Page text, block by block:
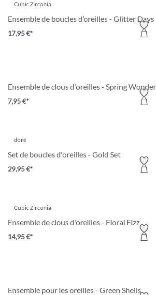
Cubic Zirconia
Ensemble de boucles d’oreilles - Glitter Days
17,95 €*
Ensemble de clous d'oreilles - Spring Wonder
7,95 €*
doré
Set de boucles d'oreilles - Gold Set
29,95 €*
Cubic Zirconia
Ensemble de clous d'oreilles - Floral Fizz
14,95 €*
Ensemble pour les oreilles - Green Shells